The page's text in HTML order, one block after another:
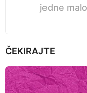
jedne
ČEKIRAJTE